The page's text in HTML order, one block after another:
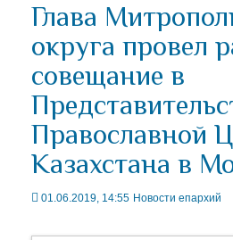
Глава
округа провел
совещание в
Православной
Казахстана в
01.06.2019, 14:55 Новости епархий